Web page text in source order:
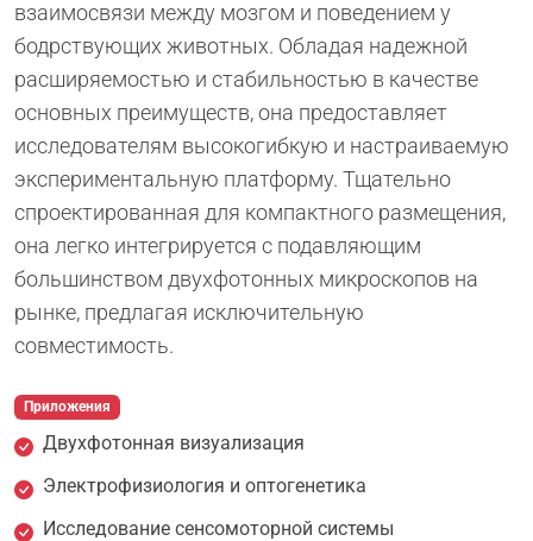
взаимосвязи между мозгом и поведением у
бодрствующих животных. Обладая надежной
расширяемостью и стабильностью в качестве
основных преимуществ, она предоставляет
исследователям высокогибкую и настраиваемую
экспериментальную платформу. Тщательно
спроектированная для компактного размещения,
она легко интегрируется с подавляющим
большинством двухфотонных микроскопов на
рынке, предлагая исключительную
совместимость.
Приложения
Двухфотонная визуализация
Электрофизиология и оптогенетика
Исследование сенсомоторной системы